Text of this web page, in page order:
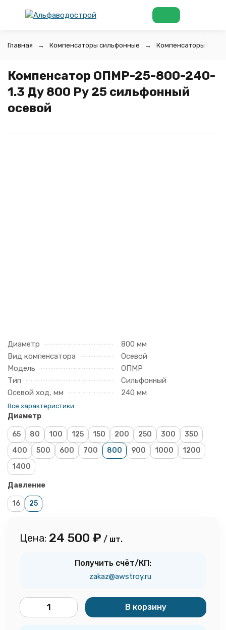
Главная Компенсаторы сильфонные Компенсаторы ОПМР
Компенсатор ОПМР-25-800-240-
1.3 Ду 800 Ру 25 сильфонный
осевой
Диаметр
800 мм
Вид компенсатора
Осевой
Модель
ОПМР
Тип
Сильфонный
Осевой ход, мм
240 мм
Все характеристики
Диаметр
65 80 100 125 150 200 250 300
350
400
500 600 700 800 900 1000
1200
1400
Давление
16 25
Цена: 24 500 ₽ / шт.
Получить счёт/КП:
zakaz@awstroy.ru
В корзину